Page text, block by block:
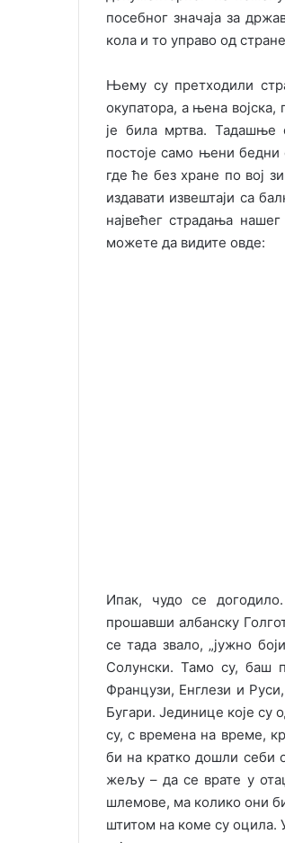
посебног значаја за
кола и то управо од
Њему су претходили
окупатора, а њена
је била мртва. Тадашње
постоје само њени бедни
где ће без хране по вој
издавати извештаји са
највећег страдања
можете да видите овде:
Ипак, чудо се
прошавши албанску
се тада звало, „јужно
Солунски. Тамо су, баш
Французи, Енглези и
Бугари. Јединице које су
су, с времена на време,
би на кратко дошли себи
жељу – да се врате у
шлемове, ма колико они
штитом на коме су оцила.